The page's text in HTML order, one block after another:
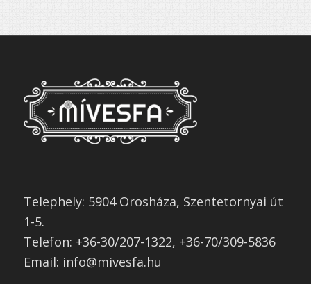
Telephely: 5904 Orosháza, Szentetornyai út
1-5.
Telefon: +36-30/207-1322, +36-70/309-5836
Email: info@mivesfa.hu